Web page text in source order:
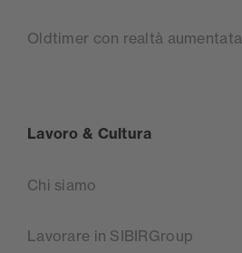
Oldtimer con realtà aumentata
Lavoro & Cultura
Chi siamo
Lavorare in SIBIRGroup